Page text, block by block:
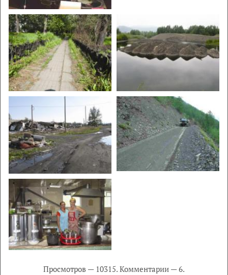
Просмотров — 10315. Комментарии — 6.